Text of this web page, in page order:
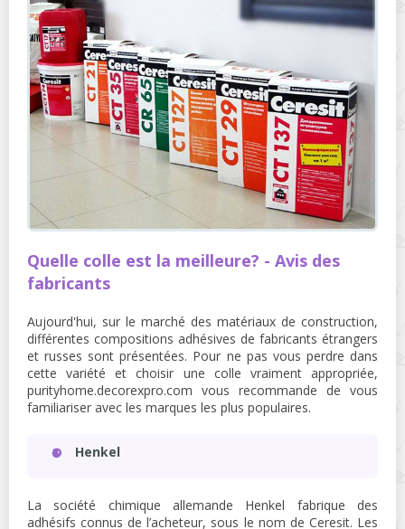
Quelle colle est la meilleure? - Avis des
fabricants
Aujourd'hui, sur le marché des matériaux de construction,
différentes compositions adhésives de fabricants étrangers
et russes sont présentées. Pour ne pas vous perdre dans
cette variété et choisir une colle vraiment appropriée,
purityhome.decorexpro.com vous recommande de vous
familiariser avec les marques les plus populaires.
Henkel
La société chimique allemande Henkel fabrique des
adhésifs connus de l’acheteur, sous le nom de Ceresit. Les